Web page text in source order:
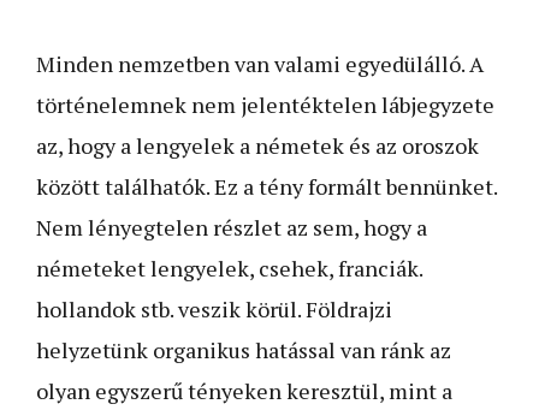
Minden nemzetben van valami egyedülálló. A
történelemnek nem jelentéktelen lábjegyzete
az, hogy a lengyelek a németek és az oroszok
között találhatók. Ez a tény formált bennünket.
Nem lényegtelen részlet az sem, hogy a
németeket lengyelek, csehek, franciák.
hollandok stb. veszik körül. Földrajzi
helyzetünk organikus hatással van ránk az
olyan egyszerű tényeken keresztül, mint a